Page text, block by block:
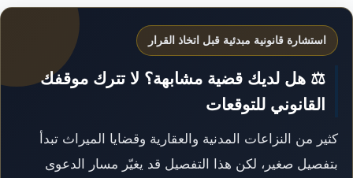
استشارة قانونية مبدئية قبل اتخاذ القرار
⚖️ هل لديك قضية مشابهة؟ لا تترك موقفك
القانوني للتوقعات
كثير من النزاعات المدنية والعقارية وقضايا الميراث تبدأ
بتفصيل صغير، لكن هذا التفصيل قد يغيّر مسار الدعوى